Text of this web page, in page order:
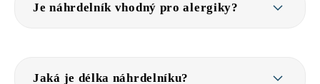
Je náhrdelník vhodný pro alergiky?
Jaká je délka náhrdelníku?